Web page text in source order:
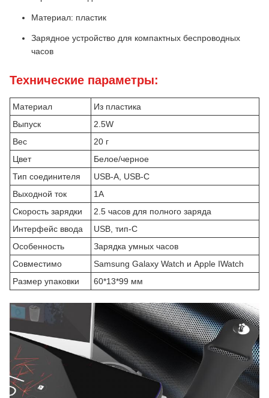
Материал: пластик
Зарядное устройство для компактных беспроводных
часов
Технические параметры:
Материал
Из пластика
Выпуск
2.5W
Вес
20 г
Цвет
Белое/черное
Тип соединителя
USB-A, USB-C
Выходной ток
1А
Скорость зарядки
2.5 часов для полного заряда
Интерфейс ввода
USB, тип-С
Особенность
Зарядка умных часов
Совместимо
Samsung Galaxy Watch и Apple IWatch
Размер упаковки
60*13*99 мм